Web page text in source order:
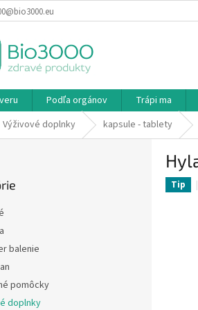
Podľa orgánov Trápi ma
Výživové doplnky kapsule - tablety
balenie
pomôcky
doplnky
Tip